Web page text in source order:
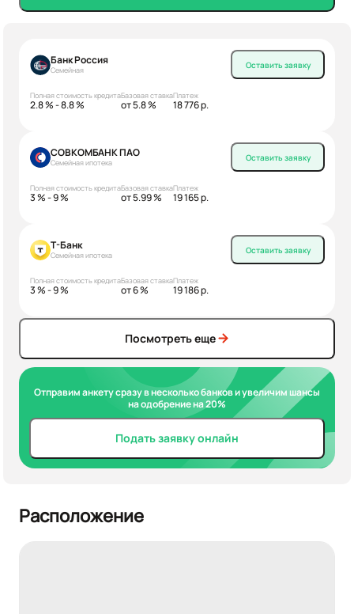
Банк Россия
Семейная
Полная стоимость кредита
2.8 % - 8.8 %
Базовая ставка
от 5.8 %
Платеж
18 776 р.
Оставить заявку
СОВКОМБАНК ПАО
Семейная ипотека
Полная стоимость кредита
3 % - 9 %
Базовая ставка
от 5.99 %
Платеж
19 165 р.
Оставить заявку
Т-Банк
Семейная ипотека
Полная стоимость кредита
3 % - 9 %
Базовая ставка
от 6 %
Платеж
19 186 р.
Оставить заявку
Посмотреть еще
Отправим анкету сразу в несколько банков и увеличим шансы
на одобрение на 20%
Подать заявку онлайн
Расположение